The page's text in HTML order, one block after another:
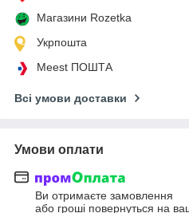
Магазини Rozetka
Укрпошта
Meest ПОШТА
Всі умови доставки
Умови оплати
Ви отримаєте замовлення
або гроші повернуться на